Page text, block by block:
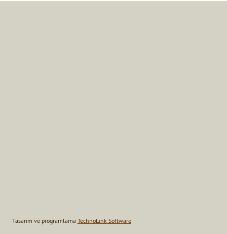
Tasarım ve programlama TechnoLink Software